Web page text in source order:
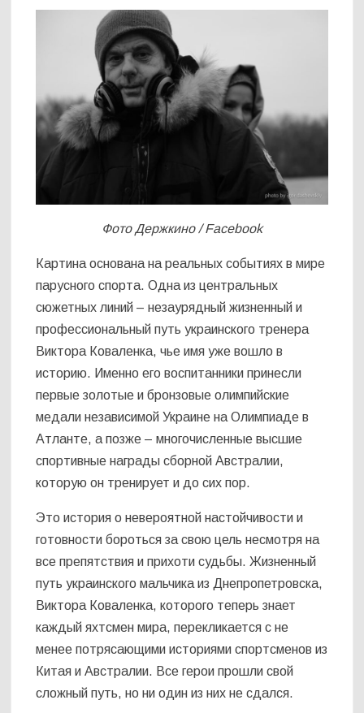
Фото Держкино / Facebook
Картина основана на реальных событиях в мире
парусного спорта. Одна из центральных
сюжетных линий – незаурядный жизненный и
профессиональный путь украинского тренера
Виктора Коваленка, чье имя уже вошло в
историю. Именно его воспитанники принесли
первые золотые и бронзовые олимпийские
медали независимой Украине на Олимпиаде в
Атланте, а позже – многочисленные высшие
спортивные награды сборной Австралии,
которую он тренирует и до сих пор.
Это история о невероятной настойчивости и
готовности бороться за свою цель несмотря на
все препятствия и прихоти судьбы. Жизненный
путь украинского мальчика из Днепропетровска,
Виктора Коваленка, которого теперь знает
каждый яхтсмен мира, перекликается с не
менее потрясающими историями спортсменов из
Китая и Австралии. Все герои прошли свой
сложный путь, но ни один из них не сдался.